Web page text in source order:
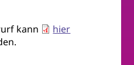
kann
hier